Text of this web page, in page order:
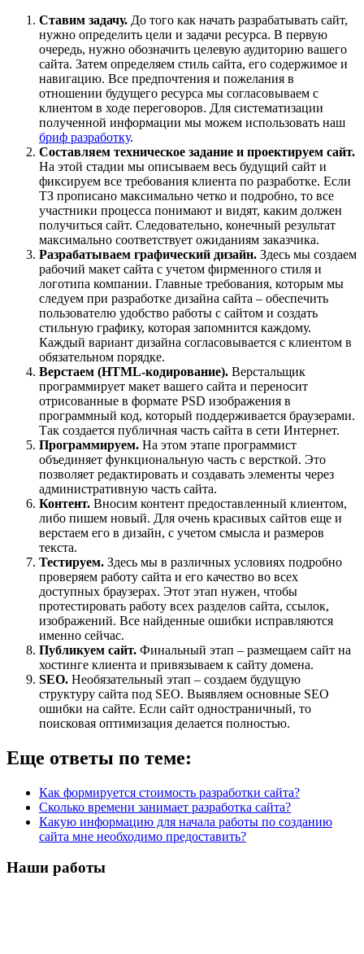
Ставим задачу. До того как начать разрабатывать сайт,
нужно определить цели и задачи ресурса. В первую
очередь, нужно обозначить целевую аудиторию вашего
сайта. Затем определяем стиль сайта, его содержимое и
навигацию. Все предпочтения и пожелания в
отношении будущего ресурса мы согласовываем с
клиентом в ходе переговоров. Для систематизации
полученной информации мы можем использовать наш
бриф разработку.
Составляем техническое задание и проектируем сайт.
На этой стадии мы описываем весь будущий сайт и
фиксируем все требования клиента по разработке. Если
ТЗ прописано максимально четко и подробно, то все
участники процесса понимают и видят, каким должен
получиться сайт. Следовательно, конечный результат
максимально соответствует ожиданиям заказчика.
Разрабатываем графический дизайн. Здесь мы создаем
рабочий макет сайта с учетом фирменного стиля и
логотипа компании. Главные требования, которым мы
следуем при разработке дизайна сайта – обеспечить
пользователю удобство работы с сайтом и создать
стильную графику, которая запомнится каждому.
Каждый вариант дизайна согласовывается с клиентом в
обязательном порядке.
Верстаем (HTML-кодирование). Верстальщик
программирует макет вашего сайта и переносит
отрисованные в формате PSD изображения в
программный код, который поддерживается браузерами.
Так создается публичная часть сайта в сети Интернет.
Программируем. На этом этапе программист
объединяет функциональную часть с версткой. Это
позволяет редактировать и создавать элементы через
административную часть сайта.
Контент. Вносим контент предоставленный клиентом,
либо пишем новый. Для очень красивых сайтов еще и
верстаем его в дизайн, с учетом смысла и размеров
текста.
Тестируем. Здесь мы в различных условиях подробно
проверяем работу сайта и его качество во всех
доступных браузерах. Этот этап нужен, чтобы
протестировать работу всех разделов сайта, ссылок,
изображений. Все найденные ошибки исправляются
именно сейчас.
Публикуем сайт. Финальный этап – размещаем сайт на
хостинге клиента и привязываем к сайту домена.
SEO. Необязательный этап – создаем будущую
структуру сайта под SEO. Выявляем основные SEO
ошибки на сайте. Если сайт одностраничный, то
поисковая оптимизация делается полностью.
Еще ответы по теме:
Как формируется стоимость разработки сайта?
Сколько времени занимает разработка сайта?
Какую информацию для начала работы по созданию
сайта мне необходимо предоставить?
Наши работы